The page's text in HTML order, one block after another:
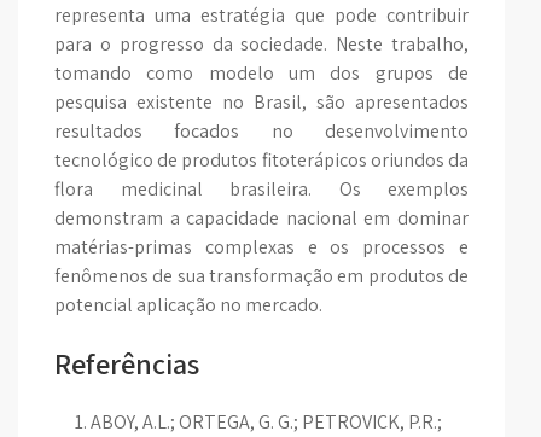
representa uma estratégia que pode contribuir
para o progresso da sociedade. Neste trabalho,
tomando como modelo um dos grupos de
pesquisa existente no Brasil, são apresentados
resultados focados no desenvolvimento
tecnológico de produtos fitoterápicos oriundos da
flora medicinal brasileira. Os exemplos
demonstram a capacidade nacional em dominar
matérias-primas complexas e os processos e
fenômenos de sua transformação em produtos de
potencial aplicação no mercado.
Referências
ABOY, A.L.; ORTEGA, G. G.; PETROVICK, P.R.;